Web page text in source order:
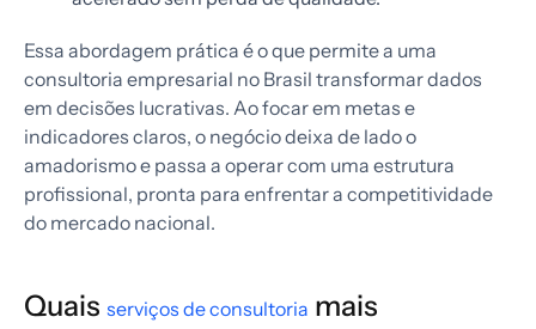
Essa abordagem prática é o que permite a uma
consultoria empresarial no Brasil transformar dados
em decisões lucrativas. Ao focar em metas e
indicadores claros, o negócio deixa de lado o
amadorismo e passa a operar com uma estrutura
profissional, pronta para enfrentar a competitividade
do mercado nacional.
Quais serviços de consultoria mais